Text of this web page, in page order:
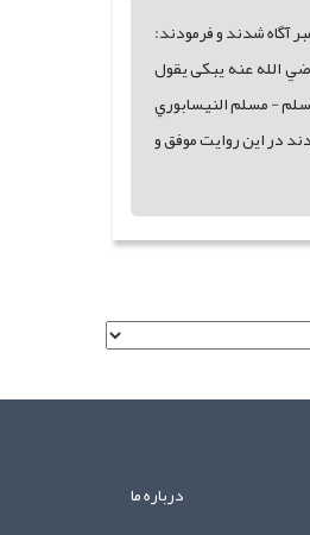
آگاه شدند و فرمودند:
رضي الله عنه يبکى يقول
هارون من موسى الا النبوة مسند احمد - الإمام احمد بن حنبل - ج 1 - ص 179 صحيح البخاري - البخاري - ج 4 - ص 208 صحيح مسلم - مسلم النيسابوري
خويش معرفي کردند در اين روايت موفق و
درباره ما